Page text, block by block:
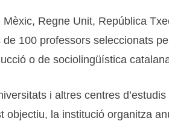
Regne Unit, República
100 professors seleccionats
o de sociolingüística
i altres centres
objectiu, la institució organitza